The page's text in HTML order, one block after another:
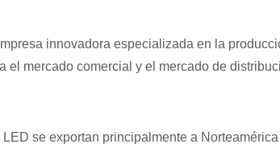
innovadora especializada en la
el mercado comercial y el mercado de
LED se exportan principalmente a